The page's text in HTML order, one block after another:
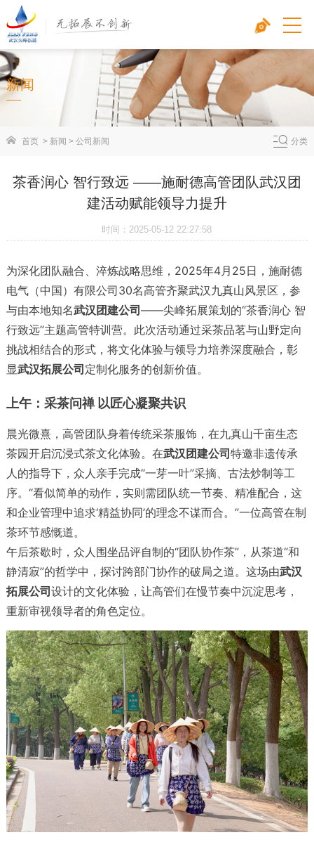
新闻
首页> 新闻 > 公司新闻 分类
茶香润心 智行致远 ——施耐德高管团队武汉团
建活动赋能领导力提升
时间：2025-05-12 22:27:58
为深化团队融合、淬炼战略思维，2025年4月25日，施耐德
电气（中国）有限公司30名高管齐聚武汉九真山风景区，参
与由本地知名武汉团建公司 ——尖峰拓展策划的“茶香润心 智
行致远”主题高管特训营。此次活动通过采茶品茗与山野定向
挑战相结合的形式，将文化体验与领导力培养深度融合，彰
显武汉拓展公司 定制化服务的创新价值。
上午：采茶问禅 以匠心凝聚共识
晨光微熹，高管团队身着传统采茶服饰，在九真山千亩生态
茶园开启沉浸式茶文化体验。在武汉团建公司 特邀非遗传承
人的指导下，众人亲手完成“一芽一叶”采摘、古法炒制等工
序。“看似简单的动作，实则需团队统一节奏、精准配合，这
和企业管理中追求‘精益协同’的理念不谋而合。”一位高管在制
茶环节感慨道。
午后茶歇时，众人围坐品评自制的“团队协作茶”，从茶道“和
静清寂”的哲学中，探讨跨部门协作的破局之道。这场由武汉
拓展公司 设计的文化体验，让高管们在慢节奏中沉淀思考，
重新审视领导者的角色定位。